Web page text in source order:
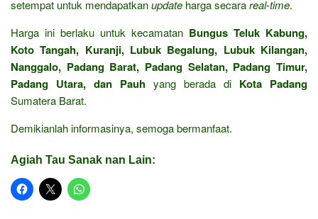
setempat untuk mendapatkanupdate harga secarareal-time.
Harga ini berlaku untuk kecamatan Bungus Teluk Kabung,
Koto Tangah, Kuranji, Lubuk Begalung, Lubuk Kilangan,
Nanggalo, Padang Barat, Padang Selatan, Padang Timur,
Padang Utara, dan Pauh yang berada di Kota Padang
Sumatera Barat.
Demikianlah informasinya, semoga bermanfaat.
Agiah Tau Sanak nan Lain: